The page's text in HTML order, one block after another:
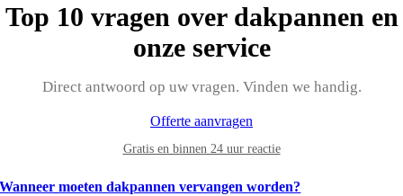
Top 10 vragen over dakpannen en
onze service
Direct antwoord op uw vragen. Vinden we handig.
Offerte aanvragen
Gratis en binnen 24 uur reactie
Wanneer moeten dakpannen vervangen worden?